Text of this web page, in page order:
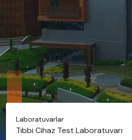
Laboratuvarlar
Tıbbi Cihaz Test Laboratuvarı